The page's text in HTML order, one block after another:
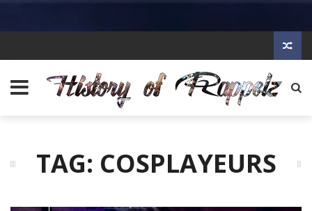
TAG: COSPLAYEURS